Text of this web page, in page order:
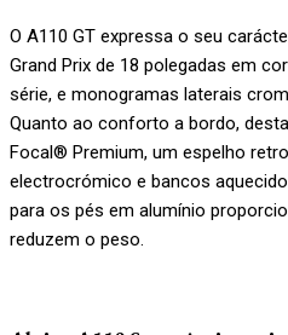
O A110 GT expressa o seu
Grand Prix de 18 polegadas em
série, e monogramas laterais
Quanto ao conforto a bordo,
Focal® Premium, um espelho
electrocrómico e bancos
para os pés em alumínio
reduzem o peso.